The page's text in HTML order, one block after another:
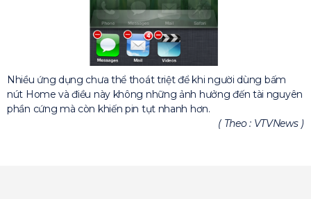
Nhiều ứng dụng chưa thể thoát triệt để khi người dùng bấm
nút Home và điều này không những ảnh hưởng đến tài nguyên
phần cứng mà còn khiến pin tụt nhanh hơn.
( Theo : VTVNews )